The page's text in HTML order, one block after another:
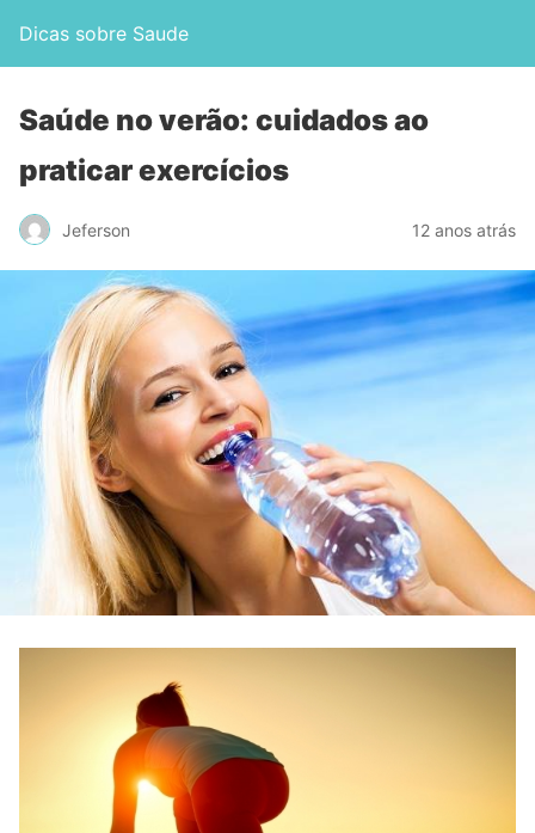
Dicas sobre Saude
Saúde no verão: cuidados ao
praticar exercícios
Jeferson 12 anos atrás